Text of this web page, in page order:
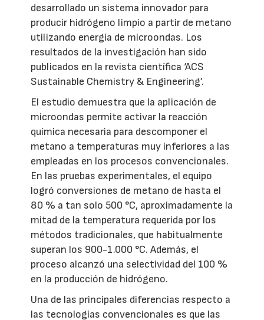
desarrollado un sistema innovador para
producir hidrógeno limpio a partir de metano
utilizando energía de microondas. Los
resultados de la investigación han sido
publicados en la revista científica ‘ACS
Sustainable Chemistry & Engineering’.
El estudio demuestra que la aplicación de
microondas permite activar la reacción
química necesaria para descomponer el
metano a temperaturas muy inferiores a las
empleadas en los procesos convencionales.
En las pruebas experimentales, el equipo
logró conversiones de metano de hasta el
80 % a tan solo 500 °C, aproximadamente la
mitad de la temperatura requerida por los
métodos tradicionales, que habitualmente
superan los 900-1.000 °C. Además, el
proceso alcanzó una selectividad del 100 %
en la producción de hidrógeno.
Una de las principales diferencias respecto a
las tecnologías convencionales es que las